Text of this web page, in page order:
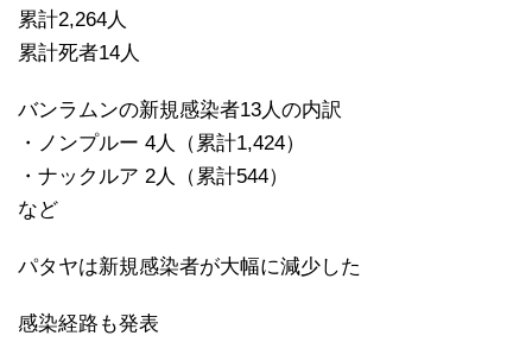
累計2,264人
累計死者14人
バンラムンの新規感染者13人の内訳
・ノンプルー 4人（累計1,424）
・ナックルア 2人（累計544）
など
パタヤは新規感染者が大幅に減少した
感染経路も発表